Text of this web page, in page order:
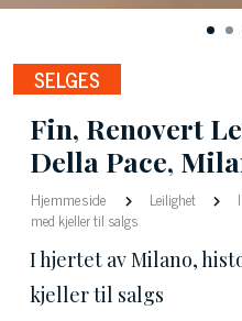
SELGES
Fin, Renovert
Della Pace,
Hjemmeside Leilighet
med kjeller til salgs
I hjertet av Milano,
kjeller til salgs